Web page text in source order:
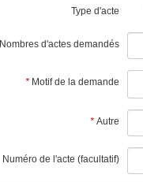
Type d'acte
Nombres d'actes demandés
* Motif de la demande
* Autre
Numéro de l'acte (facultatif)